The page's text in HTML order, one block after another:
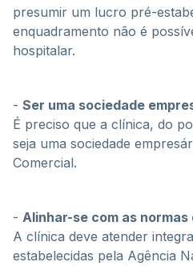
presumir um lucro pré-
enquadramento não é
hospitalar.
- Ser uma sociedade
É preciso que a clínica, do
seja uma sociedade
Comercial.
- Alinhar-se com as normas
A clínica deve atender
estabelecidas pela Agência